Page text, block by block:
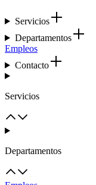
Servicios
Departamentos
Empleos
Contacto
Servicios
Departamentos